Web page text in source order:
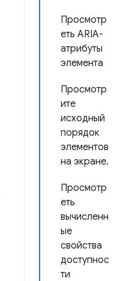
Просмотр
еть ARIA-
атрибуты
элемента
Просмотр
ите
исходный
порядок
элементов
на экране.
Просмотр
еть
вычисленн
ые
свойства
доступнос
ти